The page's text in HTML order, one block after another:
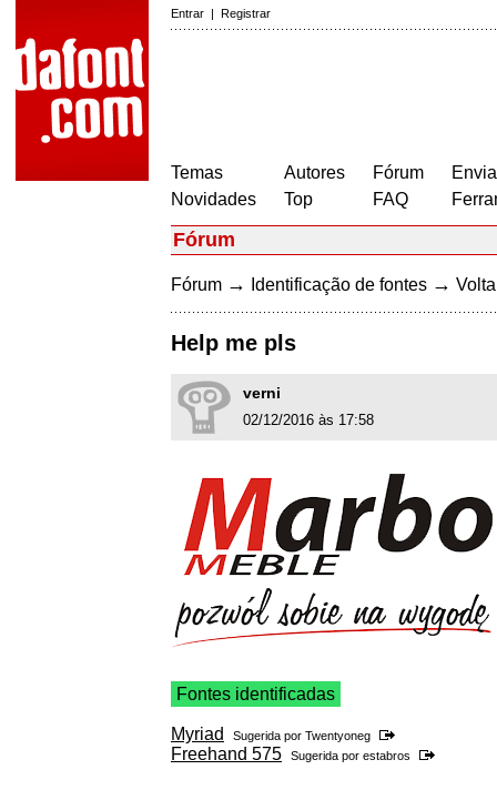
Entrar | Registrar
Temas
Novidades
Autores
Top
Fórum
FAQ
Fórum
Fórum → Identificação de fontes →
Help me pls
verni
02/12/2016 às 17:58
Fontes identificadas
Myriad Sugerida por Twentyoneg
Freehand 575 Sugerida por estabros